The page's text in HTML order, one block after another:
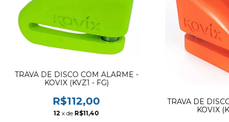
TRAVA DE DISCO COM ALARME -
KOVIX (KVZ1 - FG)
R$112,00
12 x de R$11,40
TRAVA DE
KOVIX